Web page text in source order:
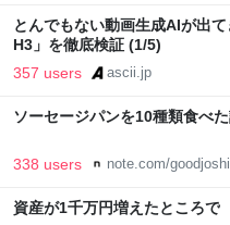
とんでもない動画生成AIが出
H3」を徹底検証 (1/5)
357 users ascii.jp
ソーセージパンを10種類食べ
338 users note.com/goodjoshi
資産が1千万円増えたところで